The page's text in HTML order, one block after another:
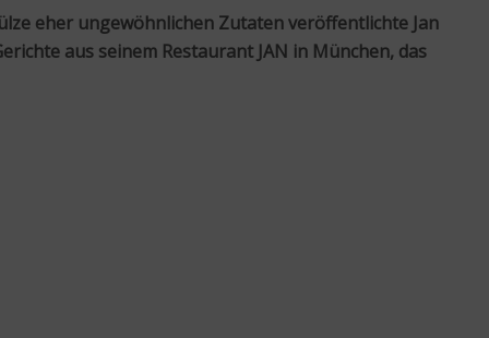
eher ungewöhnlichen Zutaten veröffentlichte Jan
aus seinem Restaurant JAN in München, das